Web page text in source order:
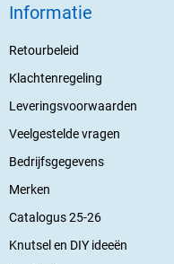
Informatie
Retourbeleid
Klachtenregeling
Leveringsvoorwaarden
Veelgestelde vragen
Bedrijfsgegevens
Merken
Catalogus 25-26
Knutsel en DIY ideeën